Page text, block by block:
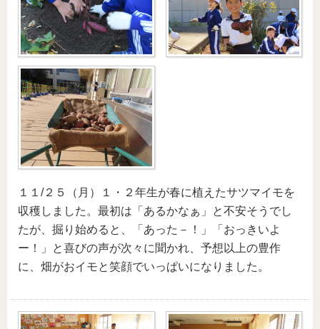
１１/２５（月）１・２年生が春に植えたサツマイモを
収穫しました。最初は「あるかなぁ」と不安そうでし
たが、掘り始めると、「あった－！」「おっきいよ
ー！」と喜びの声が次々に聞かれ、予想以上の豊作
に、畑がおイモと笑顔でいっぱいになりました。